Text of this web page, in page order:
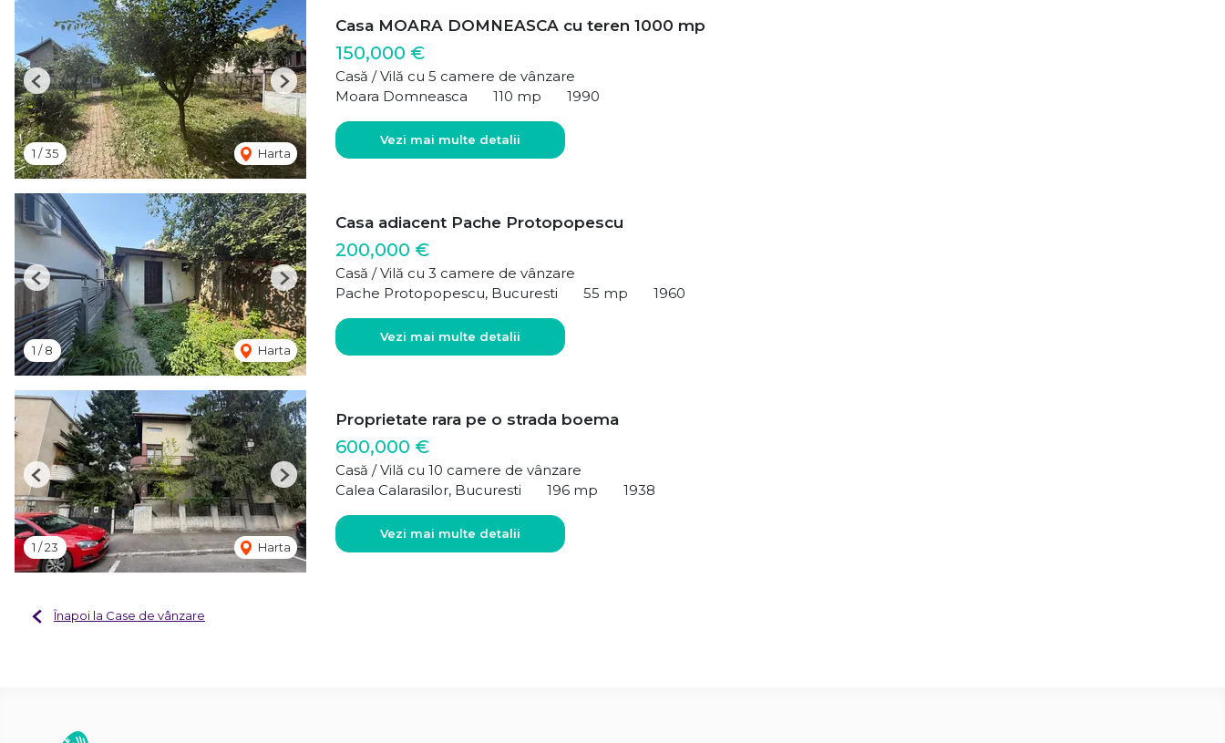
1 /35 Harta
Previous Next
Casa MOARA DOMNEASCA cu teren 1000 mp
150,000 €
Casă / Vilă cu 5 camere de vânzare
Moara Domneasca
110 mp 1990
Vezi mai multe detalii
1 /8 Harta
Previous Next
Casa adiacent Pache Protopopescu
200,000 €
Casă / Vilă cu 3 camere de vânzare
Pache Protopopescu, Bucuresti
55 mp 1960
Vezi mai multe detalii
1 /23 Harta
Previous Next
Proprietate rara pe o strada boema
600,000 €
Casă / Vilă cu 10 camere de vânzare
Calea Calarasilor, Bucuresti
196 mp 1938
Vezi mai multe detalii
Înapoi la Case de vânzare